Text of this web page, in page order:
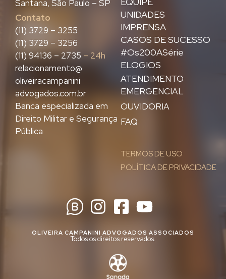
UNIDADES
IMPRENSA
CASOS DE SUCESSO
#Os200ASérie
ELOGIOS
ATENDIMENTO
EMERGENCIAL
OUVIDORIA
FAQ
TERMOS DE USO
POLÍTICA DE PRIVACIDADE
Santana, São Paulo – SP
Contato
(11) 3729 – 3255
(11) 3729 – 3256
(11) 94136 – 2735 – 24h
relacionamento@
oliveiracampanini
advogados.com.br
Banca especializada em
Direito Militar e Segurança
Pública
OLIVEIRA CAMPANINI ADVOGADOS ASSOCIADOS
Todos os direitos reservados.